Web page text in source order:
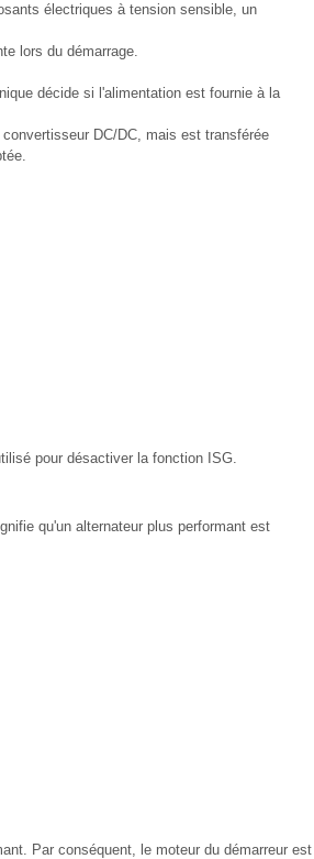
électriques à tension sensible, un
lors du démarrage.
décide si l'alimentation est fournie à la
DC/DC, mais est transférée
pour désactiver la fonction ISG.
qu'un alternateur plus performant est
Par conséquent, le moteur du démarreur est